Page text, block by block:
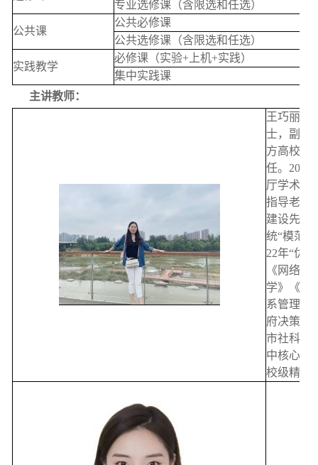
专业选修课（含限选和任选）
公共课
公共必修课
公共选修课（含限选和任选）
实践教学
必修课（实验+上机+实践）
集中实践课
主讲教师：
王巧丽，
士，副教
方高校骨
任。2019
厅学术技
指导老师
建设先进
统“模范
22年“优
《网络
学》《市
系管理》
府决策招
市社科联
中核心论
校级精品